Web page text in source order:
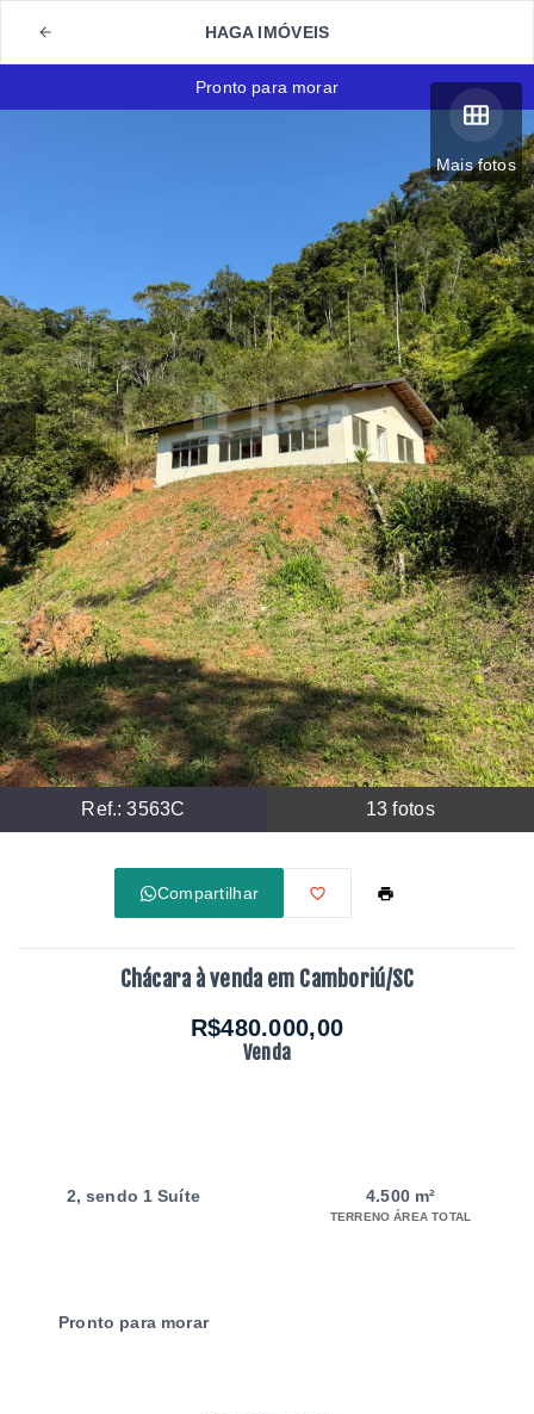
HAGA IMÓVEIS
Mais fotos
Ref.:3563C 13 fotos
Pronto para morar
Compartilhar
Chácara à venda em Camboriú/SC
R$480.000,00
Venda
2, sendo 1 Suíte 4.500 m²
TERRENO ÁREA TOTAL
Pronto para morar